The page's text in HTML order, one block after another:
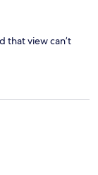
that view can’t